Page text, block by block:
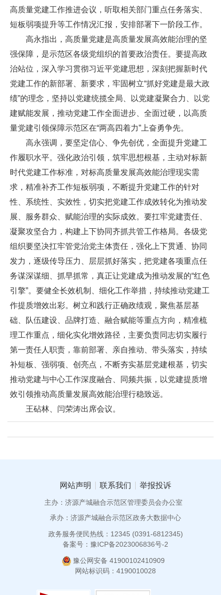
高质量党建工作推进会议，听取相关部门重点任务落实、
短板弱项提升等工作情况汇报，安排部署下一阶段工作。
高永指出，高质量党建是高质量发展高效能治理的坚
强保障，是示范区各级党组织的首要政治责任。要提高政
治站位，深入学习贯彻习近平党建思想，深刻把握新时代
党建工作的新部署、新要求，牢固树立“抓好党建是最大政
绩”的理念，坚持以党建统揽全局、以党建凝聚合力、以党
建赋能发展，推动党建工作全面进步、全面过硬，以高质
量党建引领保障示范区在“两高四着力”上奋勇争先。
高永强调，要坚定信心、争先创优，全面提升党建工
作履职水平。强化政治引领，筑牢思想根基，主动对标新
时代党建工作标准，对标高质量发展高效能治理现实需
求，精准补齐工作短板弱项，不断提升党建工作的针对
性、系统性、实效性，切实把党建工作成效转化为推动发
展、服务群众、赋能治理的实际成效。要扛牢党建责任、
凝聚攻坚合力，构建上下协同齐抓共管工作格局。各级党
组织要坚决扛牢管党治党主体责任，强化上下贯通、协同
发力，逐级传导压力、层层抓好落实，把党建各项重点任
务谋深谋细、抓早抓常，真正让党建成为推动发展的“红色
引擎”。要健全长效机制、细化工作举措，持续推动党建工
作提质增效出彩。树立和践行正确政绩观，聚焦基层基
础、队伍建设、品牌打造、融合赋能等重点方向，精准梳
理工作重点，细化实化增效路径，主要负责同志切实履行
第一责任人职责，靠前部署、亲自推动、带头落实，持续
补短板、强弱项、创亮点，不断夯实基层党建根基，切实
推动党建与中心工作深度融合、同频共振，以党建提质增
效引领推动高质量发展高效能治理行稳致远。
王砧林、闫荣涛出席会议。
网站声明 联系我们 举报投诉
主办：济源产城融合示范区管理委员会办公室
承办：济源产城融合示范区政务大数据中心
政务服务便民热线：12345 (0391-6812345)
备案号：豫ICP备2023006836号-2
豫公网安备 41900102410909
网站标识码：4190010028